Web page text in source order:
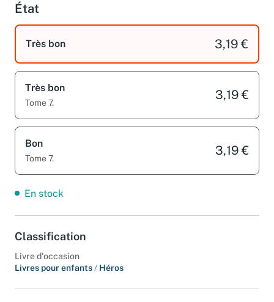
État
Très bon 3,19 €
Très bon
Tome 7.
3,19 €
Bon
Tome 7.
3,19 €
En stock
Classification
Livre d'occasion
Livres pour enfants/ Héros